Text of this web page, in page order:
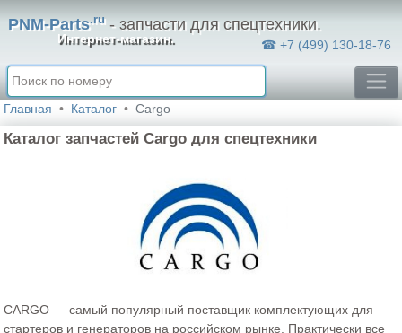
PNM-Parts.ru- запчасти для спецтехники.
Интернет-магазин. ☎ +7 (499) 130-18-76
Главная Каталог Cargo
Каталог запчастей Cargo для спецтехники
CARGO — самый популярный поставщик комплектующих для
стартеров и генераторов на российском рынке. Практически все